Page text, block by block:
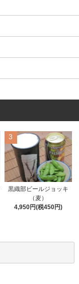
3
黒織部ビールジョッキ
（麦）
4,950円(税450円)